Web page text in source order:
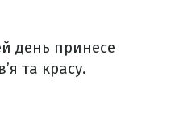
день принесе
та красу.